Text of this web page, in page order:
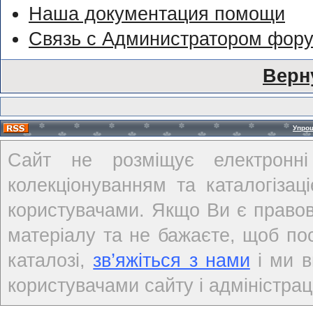
Наша документация помощи
Связь с Администратором
Сайт не розміщує
колекціонуванням та
користувачами. Якщо Ви є
матеріалу та не бажаєте, щоб
каталозі,зв’яжіться з нами і ми
користувачами сайту і